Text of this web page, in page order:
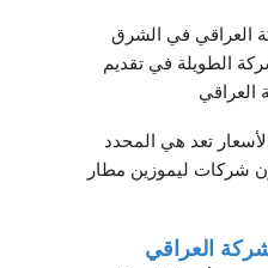
العراقي في الشرق
الطويلة في تقديم
العراقي
تعد هي المحدد
شركات ليموزين مطار
العراقي